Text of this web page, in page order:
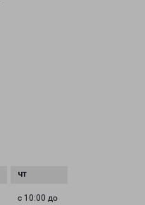
с 10:00 до